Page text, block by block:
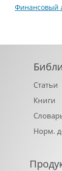
Финансовый
Статьи
Книги
Норм.